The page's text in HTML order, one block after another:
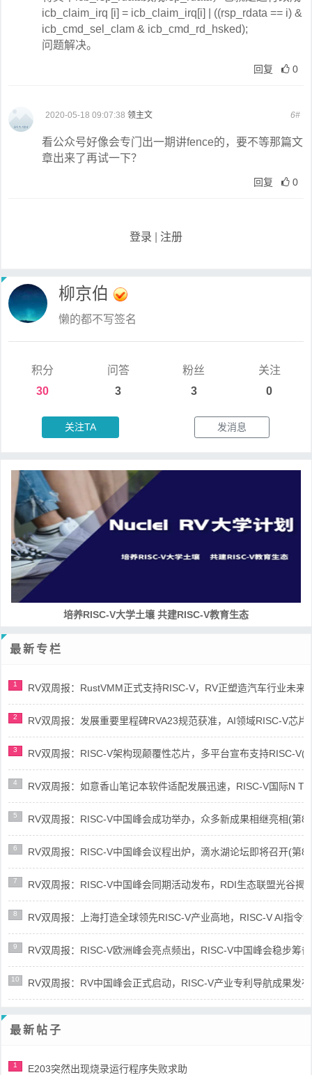
icb_claim_irq [i] = icb_claim_irq[i] | ((rsp_rdata == i) &
icb_cmd_sel_clam & icb_cmd_rd_hsked);
问题解决。
回复 0
2020-05-18 09:07:38 领主文 6#
看公众号好像会专门出一期讲fence的，要不等那篇文
章出来了再试一下？
回复 0
登录 注册
柳京伯
懒的都不写签名
积分
30
问答
3
粉丝
3
关注
0
关注TA 发消息
培养RISC-V大学土壤 共建RISC-V教育生态
最新专栏
1 RV双周报：RustVMM正式支持RISC-V，RV正塑造汽车行业未来
2 RV双周报：发展重要里程碑RVA23规范获准，AI领域RISC-V芯
3 RV双周报：RISC-V架构现颠覆性芯片，多平台宣布支持RISC-V(
4 RV双周报：如意香山笔记本软件适配发展迅速，RISC-V国际N
5 RV双周报：RISC-V中国峰会成功举办，众多新成果相继亮相(第
6 RV双周报：RISC-V中国峰会议程出炉，滴水湖论坛即将召开(第
7 RV双周报：RISC-V中国峰会同期活动发布，RDI生态联盟光谷揭
8 RV双周报：上海打造全球领先RISC-V产业高地，RISC-V AI指令
9 RV双周报：RISC-V欧洲峰会亮点频出，RISC-V中国峰会稳步筹
10 RV双周报：RV中国峰会正式启动，RISC-V产业专利导航成果发
最新帖子
1 E203突然出现烧录运行程序失败求助